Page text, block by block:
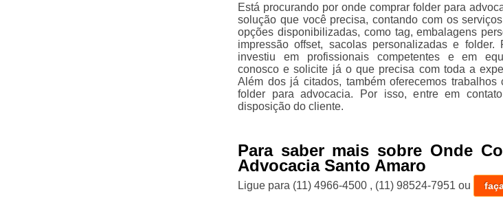
Está procurando por onde comprar folder para
solução que você precisa, contando com os
opções disponibilizadas, como tag, embalagens
impressão offset, sacolas personalizadas e
investiu em profissionais competentes e em
conosco e solicite já o que precisa com toda a
Além dos já citados, também oferecemos
folder para advocacia. Por isso, entre em
disposição do cliente.
Para saber mais sobre Onde
Advocacia Santo Amaro
Ligue para (11) 4966-4500 , (11) 98524-7951 ou